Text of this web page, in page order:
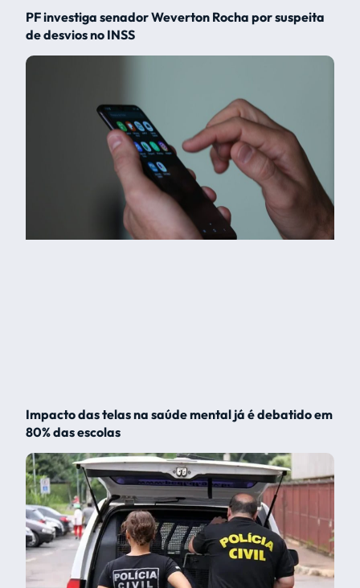
PF investiga senador Weverton Rocha por suspeita
de desvios no INSS
Impacto das telas na saúde mental já é debatido em
80% das escolas